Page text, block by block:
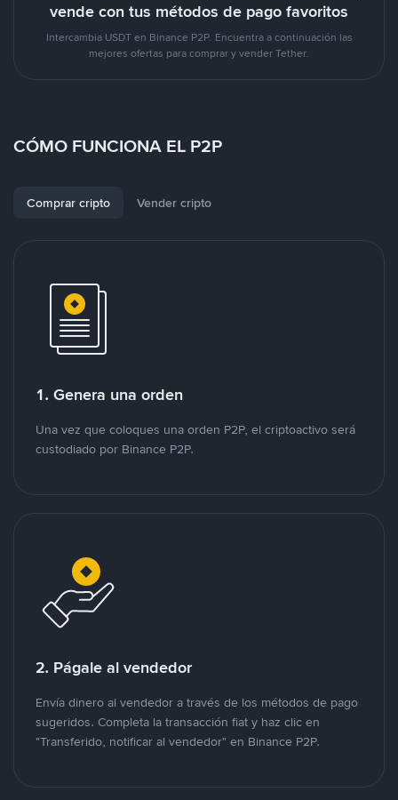
vende con tus métodos de pago favoritos
Intercambia USDT en Binance P2P. Encuentra a continuación las
mejores ofertas para comprar y vender Tether.
CÓMO FUNCIONA EL P2P
Comprar cripto Vender cripto
1. Genera una orden
Una vez que coloques una orden P2P, el criptoactivo será
custodiado por Binance P2P.
2. Págale al vendedor
Envía dinero al vendedor a través de los métodos de pago
sugeridos. Completa la transacción fiat y haz clic en
"Transferido, notificar al vendedor" en Binance P2P.